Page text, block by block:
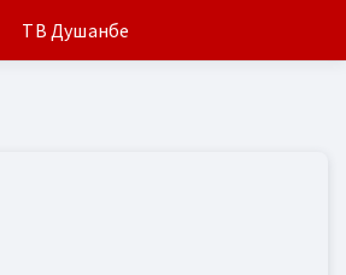
ТВ Душанбе